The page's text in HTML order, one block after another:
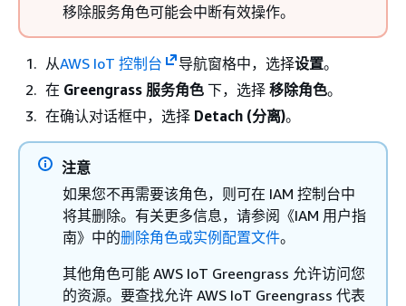
移除服务角色可能会中断有效操作。
从AWS IoT 控制台 导航窗格中，选择设置。
在 Greengrass 服务角色 下，选择 移除角色。
在确认对话框中，选择 Detach (分离)。
注意
如果您不再需要该角色，则可在 IAM 控制台中
将其删除。有关更多信息，请参阅《IAM 用户指
南》 中的删除角色或实例配置文件。
其他角色可能 AWS IoT Greengrass 允许访问您
的资源。要查找允许 AWS IoT Greengrass 代表